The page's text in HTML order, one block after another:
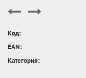
Код:
EAN:
Категория: